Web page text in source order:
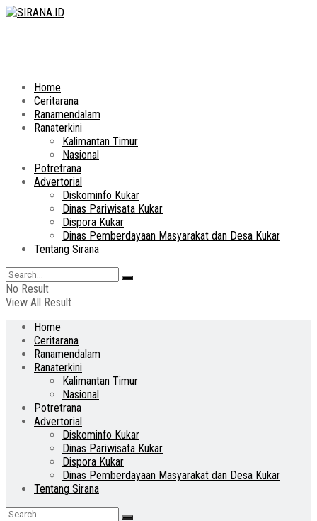
Home
Ceritarana
Ranamendalam
Ranaterkini
Kalimantan Timur
Nasional
Potretrana
Advertorial
Diskominfo Kukar
Dinas Pariwisata Kukar
Dispora Kukar
Dinas Pemberdayaan Masyarakat dan Desa Kukar
Tentang Sirana
No Result
View All Result
Home
Ceritarana
Ranamendalam
Ranaterkini
Kalimantan Timur
Nasional
Potretrana
Advertorial
Diskominfo Kukar
Dinas Pariwisata Kukar
Dispora Kukar
Dinas Pemberdayaan Masyarakat dan Desa Kukar
Tentang Sirana